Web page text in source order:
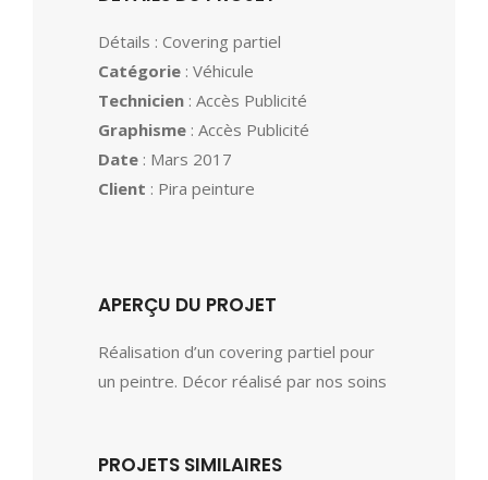
Détails : Covering partiel
Catégorie : Véhicule
Technicien : Accès Publicité
Graphisme : Accès Publicité
Date : Mars 2017
Client : Pira peinture
APERÇU DU PROJET
Réalisation d’un covering partiel pour
un peintre. Décor réalisé par nos soins
PROJETS SIMILAIRES